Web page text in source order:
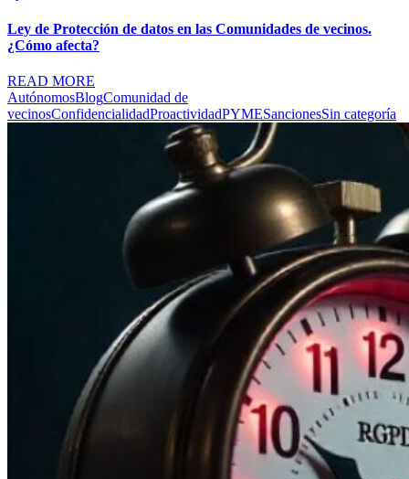
Ley de Protección de datos en las Comunidades de vecinos.
¿Cómo afecta?
READ MORE
AutónomosBlogComunidad de
vecinosConfidencialidadProactividadPYMESancionesSin categoría